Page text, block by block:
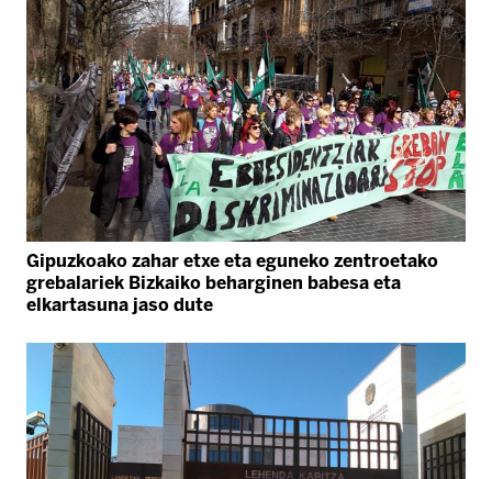
Gipuzkoako zahar etxe eta eguneko zentroetako
grebalariek Bizkaiko beharginen babesa eta
elkartasuna jaso dute